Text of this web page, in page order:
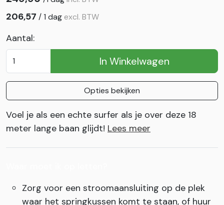
206,57 /1 dag excl. BTW
Aantal:
In Winkelwagen
Opties bekijken
Voel je als een echte surfer als je over deze 18
meter lange baan glijdt! Lees meer
Zorg voor een stroomaansluiting op de plek
waar het springkussen komt te staan, of huur